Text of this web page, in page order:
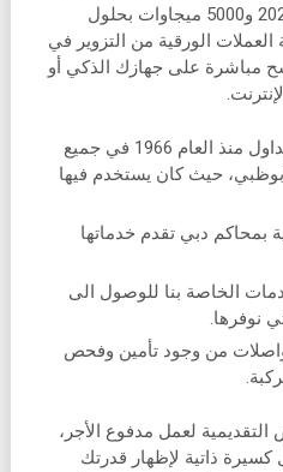
1000 ميجاوات بحلول عام 2020 و5000 ميجاوات بحلول
العملات الورقية من التزوير في
مباشرة على جهازك الذكي أو
وكان ريال قطر ودبي متداول منذ العام 1966 في جميع
أبوظبي، حيث كان يستخدم فيها
بمحاكم دبي تقدم خدماتها
الخاصة بنا للوصول الى
نوفرها.
من وجود تأمين وفحص
لعمل مدفوع الأجر،
ذاتية لإظهار قدرتك